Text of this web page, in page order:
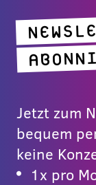
Jetzt zum
bequem
keine
1x pro